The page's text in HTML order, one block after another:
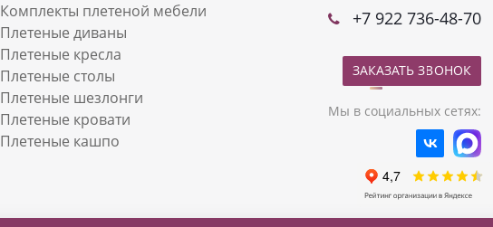
Комплекты плетеной мебели
Плетеные диваны
Плетеные кресла
Плетеные столы
Плетеные шезлонги
Плетеные кровати
Плетеные кашпо
+7 922 736-48-70
ЗАКАЗАТЬ ЗВОНОК
Мы в социальных сетях: